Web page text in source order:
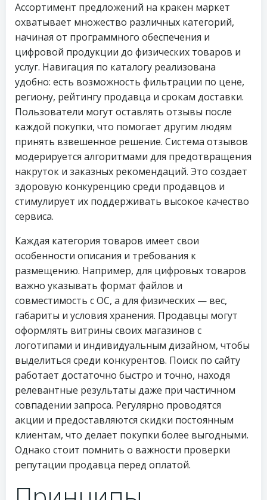
Ассортимент предложений на кракен маркет
охватывает множество различных категорий,
начиная от программного обеспечения и
цифровой продукции до физических товаров и
услуг. Навигация по каталогу реализована
удобно: есть возможность фильтрации по цене,
региону, рейтингу продавца и срокам доставки.
Пользователи могут оставлять отзывы после
каждой покупки, что помогает другим людям
принять взвешенное решение. Система отзывов
модерируется алгоритмами для предотвращения
накруток и заказных рекомендаций. Это создает
здоровую конкуренцию среди продавцов и
стимулирует их поддерживать высокое качество
сервиса.
Каждая категория товаров имеет свои
особенности описания и требования к
размещению. Например, для цифровых товаров
важно указывать формат файлов и
совместимость с ОС, а для физических — вес,
габариты и условия хранения. Продавцы могут
оформлять витрины своих магазинов с
логотипами и индивидуальным дизайном, чтобы
выделиться среди конкурентов. Поиск по сайту
работает достаточно быстро и точно, находя
релевантные результаты даже при частичном
совпадении запроса. Регулярно проводятся
акции и предоставляются скидки постоянным
клиентам, что делает покупки более выгодными.
Однако стоит помнить о важности проверки
репутации продавца перед оплатой.